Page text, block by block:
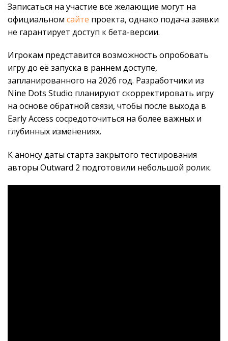
Записаться на участие все желающие могут на
официальном сайте проекта, однако подача заявки
не гарантирует доступ к бета-версии.
Игрокам представится возможность опробовать
игру до её запуска в раннем доступе,
запланированного на 2026 год. Разработчики из
Nine Dots Studio планируют скорректировать игру
на основе обратной связи, чтобы после выхода в
Early Access сосредоточиться на более важных и
глубинных изменениях.
К анонсу даты старта закрытого тестирования
авторы Outward 2 подготовили небольшой ролик.